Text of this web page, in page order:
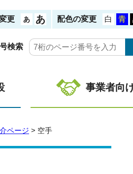
更 配色の変更
検索
事業者向
ページ > 空手